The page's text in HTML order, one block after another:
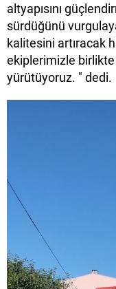
altyapısını
sürdüğünü
kalitesini artıracak
ekiplerimizle
yürütüyoruz. " dedi.